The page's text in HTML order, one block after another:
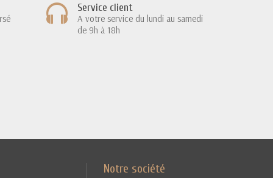
Service client
A votre service du lundi au samedi
de 9h à 18h
Notre société